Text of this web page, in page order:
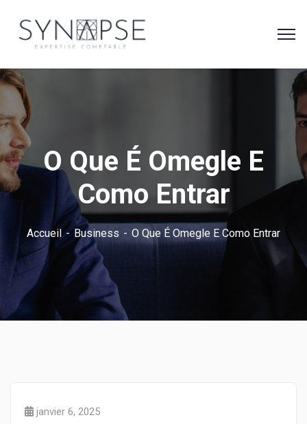
O Que É Omegle E
Como Entrar
Accueil Business O Que É Omegle E Como Entrar
janvier 6, 2025